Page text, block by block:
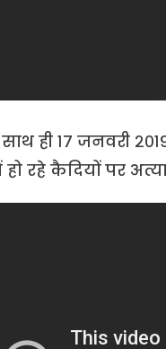
ही १७ जनवरी
रहे कैदियों पर